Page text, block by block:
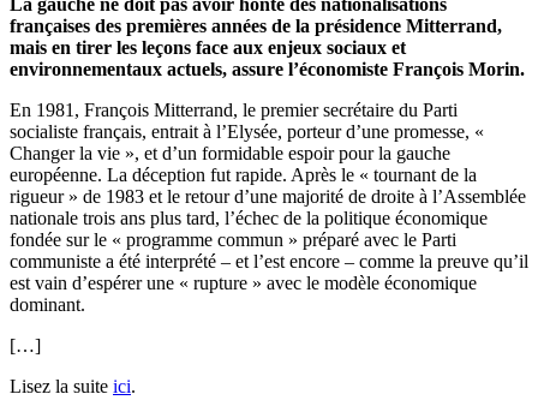
françaises des premières années de la présidence Mitterrand,
mais en tirer les leçons face aux enjeux sociaux et
environnementaux actuels, assure l’économiste François Morin.
En 1981, François Mitterrand, le premier secrétaire du Parti
socialiste français, entrait à l’Elysée, porteur d’une promesse, «
Changer la vie », et d’un formidable espoir pour la gauche
européenne. La déception fut rapide. Après le « tournant de la
rigueur » de 1983 et le retour d’une majorité de droite à l’Assemblée
nationale trois ans plus tard, l’échec de la politique économique
fondée sur le « programme commun » préparé avec le Parti
communiste a été interprété – et l’est encore – comme la preuve qu’il
est vain d’espérer une « rupture » avec le modèle économique
dominant.
[…]
Lisez la suite ici.